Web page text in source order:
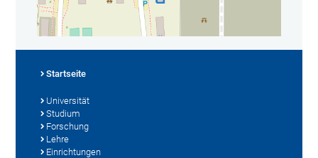
Startseite
Universität
Studium
Forschung
Lehre
Einrichtungen